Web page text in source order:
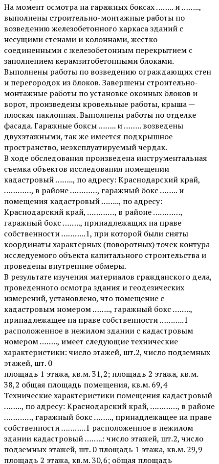
На момент осмотра на гаражных боксах …….. и ……..,
выполнены строительно-монтажные работы по
возведению железобетонного каркаса зданий с
несущими стенами и колоннами, жестко
соединенными с железобетонным перекрытием с
заполнением керамзитобетонными блоками.
Выполнены работы по возведению ограждающих стен
и перегородок из блоков. Завершены строительно-
монтажные работы по установке оконных блоков и
ворот, произведены кровельные работы, крыша —
плоская наклонная. Выполнены работы по отделке
фасада. Гаражные боксы …….. и …….. возведены
двухэтажными, так же имеется подкрышное
пространство, неэксплуатируемый чердак.
В ходе обследования произведена инструментальная
съемка объектов исследования помещении
кадастровый …….., по адресу: Краснодарский край,
…………, в районе …………, гаражный бокс …….. и
помещения кадастровый …….., по адресу:
Краснодарский край, …………, в районе …………,
гаражный бокс …….., принадлежащих на праве
собственности ………..1, при которой были сняты
координаты характерных (поворотных) точек контура
исследуемого объекта капитального строительства и
проведены внутренние обмеры.
В результате изучения материалов гражданского дела,
проведенного осмотра здания и геодезических
измерений, установлено, что помещение с
кадастровым номером …….., гаражный бокс ……..,
принадлежащее на праве собственности ………..1
расположенное в нежилом здании с кадастровым
номером …….., имеет следующие технические
характеристики: число этажей, шт.2, число подземных
этажей, шт. 0
площадь 1 этажа, кв.м. 31,2; площадь 2 этажа, кв.м.
38,2 общая площадь помещения, кв.м. 69,4
Технические характеристики помещения кадастровый
…….., по адресу: Краснодарский край, …………, в районе
…………, гаражный бокс …….., принадлежащее на праве
собственности ………..1 расположенное в нежилом
здании кадастровый ……..: число этажей, шт.2, число
подземных этажей, шт. 0 площадь 1 этажа, кв.м. 29,9
площадь 2 этажа, кв.м. 30,6; общая площадь